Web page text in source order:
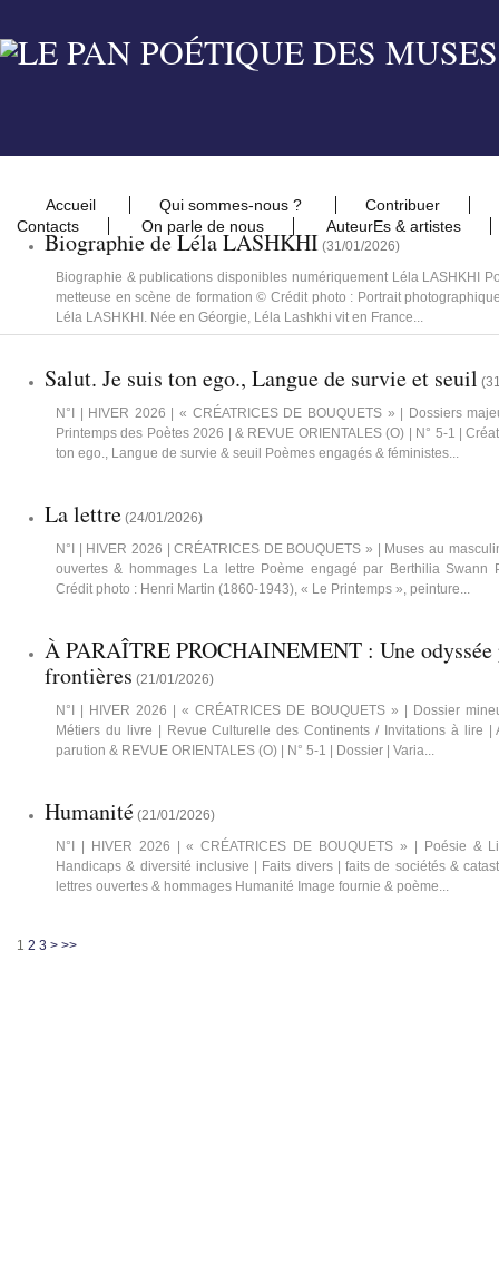
Accueil Qui sommes-nous ?
Contribuer
Contacts
On parle de nous AuteurEs & artistes
Biographie de Léla LASHKHI (31/01/2026)
Biographie & publications disponibles numériquement Léla LASHKHI
metteuse en scène de formation © Crédit photo : Portrait
Léla LASHKHI. Née en Géorgie, Léla Lashkhi vit en France...
Salut. Je suis ton ego., Langue de survie et seuil (
N°I | HIVER 2026 | « CRÉATRICES DE BOUQUETS » | Dossiers
Printemps des Poètes 2026 | & REVUE ORIENTALES (O) | N° 5-1 |
ton ego., Langue de survie & seuil Poèmes engagés & féministes...
La lettre (24/01/2026)
N°I | HIVER 2026 | CRÉATRICES DE BOUQUETS » | Muses au
ouvertes & hommages La lettre Poème engagé par Berthilia Swann
Crédit photo : Henri Martin (1860-1943), « Le Printemps », peinture...
À PARAÎTRE PROCHAINEMENT : Une odyssée
frontières (21/01/2026)
N°I | HIVER 2026 | « CRÉATRICES DE BOUQUETS » | Dossier
Métiers du livre | Revue Culturelle des Continents / Invitations à lire |
parution & REVUE ORIENTALES (O) | N° 5-1 | Dossier | Varia...
Humanité (21/01/2026)
N°I | HIVER 2026 | « CRÉATRICES DE BOUQUETS » | Poésie &
Handicaps & diversité inclusive | Faits divers | faits de sociétés &
lettres ouvertes & hommages Humanité Image fournie & poème...
1 2 3 > >>